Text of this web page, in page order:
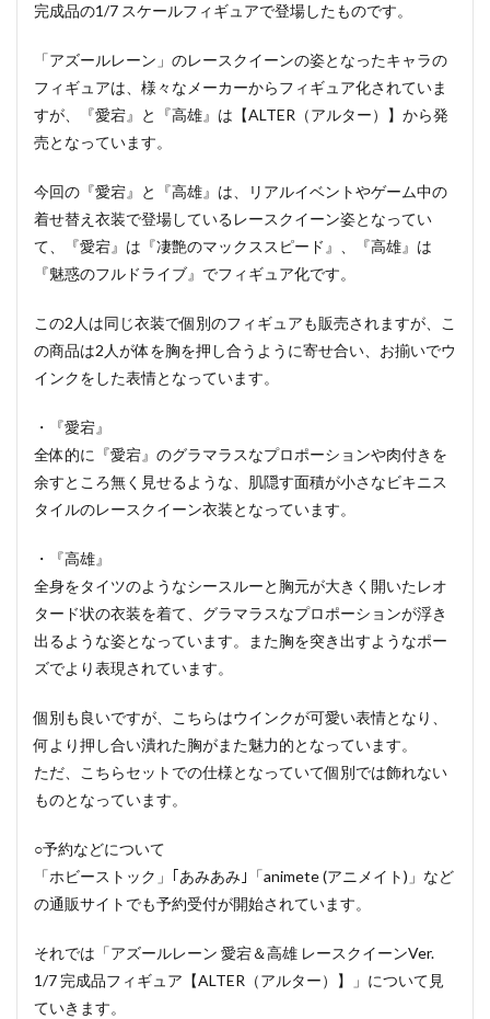
完成品の1/7 スケールフィギュアで登場したものです。
「アズールレーン」のレースクイーンの姿となったキャラの
フィギュアは、様々なメーカーからフィギュア化されていま
すが、『愛宕』と『高雄』は【ALTER（アルター）】から発
売となっています。
今回の『愛宕』と『高雄』は、リアルイベントやゲーム中の
着せ替え衣装で登場しているレースクイーン姿となってい
て、『愛宕』は『凄艶のマックススピード』、『高雄』は
『魅惑のフルドライブ』でフィギュア化です。
この2人は同じ衣装で個別のフィギュアも販売されますが、こ
の商品は2人が体を胸を押し合うように寄せ合い、お揃いでウ
インクをした表情となっています。
・『愛宕』
全体的に『愛宕』のグラマラスなプロポーションや肉付きを
余すところ無く見せるような、肌隠す面積が小さなビキニス
タイルのレースクイーン衣装となっています。
・『高雄』
全身をタイツのようなシースルーと胸元が大きく開いたレオ
タード状の衣装を着て、グラマラスなプロポーションが浮き
出るような姿となっています。また胸を突き出すようなポー
ズでより表現されています。
個別も良いですが、こちらはウインクが可愛い表情となり、
何より押し合い潰れた胸がまた魅力的となっています。
ただ、こちらセットでの仕様となっていて個別では飾れない
ものとなっています。
○予約などについて
「ホビーストック」｢あみあみ｣「animete (アニメイト)」など
の通販サイトでも予約受付が開始されています。
それでは「アズールレーン 愛宕＆高雄 レースクイーンVer.
1/7 完成品フィギュア【ALTER（アルター）】」について見
ていきます。